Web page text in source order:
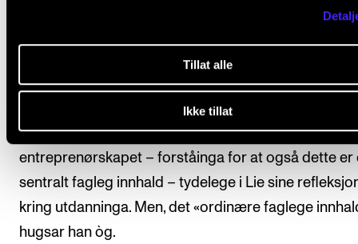
Tillat alle
Ikke tillat
Å formidla det ein trur på sjølv
I retroperspektiv er engasjementet kring det sosiale
entreprenørskapet – forståinga for at også dette er
sentralt fagleg innhald – tydelege i Lie sine
kring utdanninga. Men, det «ordinære faglege
hugsar han òg.